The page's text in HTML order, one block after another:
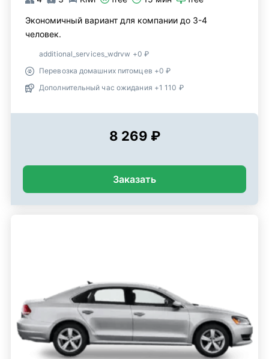
Экономичный вариант для компании до 3-4
человек.
additional_services_wdrvw +0 ₽
Перевозка домашних питомцев +0 ₽
Дополнительный час ожидания +1 110 ₽
8 269 ₽
Заказать